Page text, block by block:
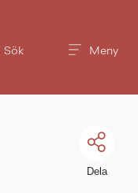
Sök Meny
Dela